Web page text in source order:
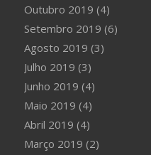
Outubro 2019 (4)
Setembro 2019 (6)
Agosto 2019 (3)
Julho 2019 (3)
Junho 2019 (4)
Maio 2019 (4)
Abril 2019 (4)
Março 2019 (2)